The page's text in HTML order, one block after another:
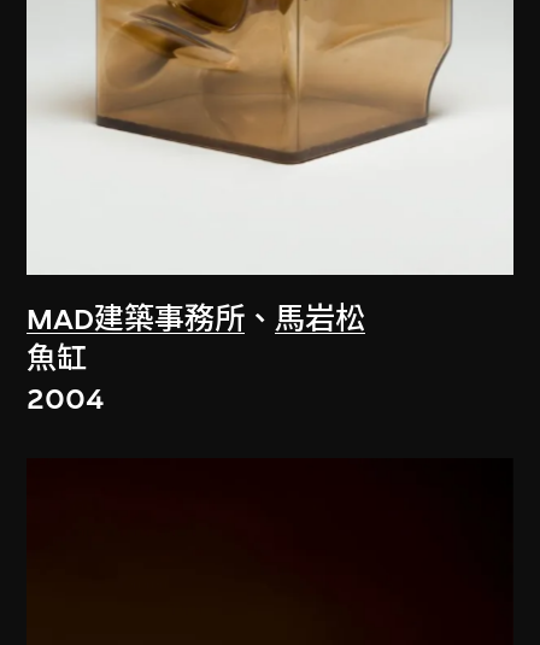
MAD建築事務所 、 馬岩松
魚缸
2004